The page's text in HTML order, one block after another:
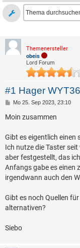
Themenersteller
obeis
Lord Forum
#1 Hager
B
i
t
a
g
Mo 25. Sep 2023, 23:10
Moin zusammen
Gibt es eigentlich einen
Ich nutze die Taster
aber festgestellt, das
Anfangs gabe es einen
irgendwann auch den
Gibt es noch Quellen
alternativen?
Siebo